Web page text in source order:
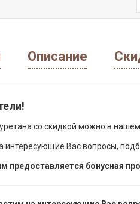
Описание
со скидкой можно в
интересующие Вас вопросы,
предоставляется бонусная